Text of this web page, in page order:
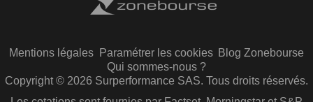
Mentions légales Paramétrer les cookies Blog Zonebourse
Qui sommes-nous ?
Copyright © 2026 Surperformance SAS. Tous droits réservés.